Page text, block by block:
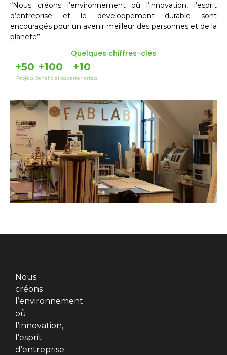
“Nous créons l’environnement où l’innovation, l’esprit
d’entreprise et le développement durable sont
encouragés pour un avenir meilleur des personnes et de la
planète”
Quelques chiffres-clés
Projets
+50
Beneficiaires
+100
partenariats
+10
Nous
créons
l’environnement
où
l’innovation,
l’esprit
d’entreprise